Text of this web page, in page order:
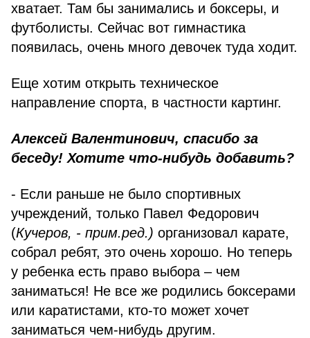
хватает. Там бы занимались и боксеры, и
футболисты. Сейчас вот гимнастика
появилась, очень много девочек туда ходит.
Еще хотим открыть техническое
направление спорта, в частности картинг.
Алексей Валентинович, спасибо за
беседу! Хотите что-нибудь добавить?
- Если раньше не было спортивных
учреждений, только Павел Федорович
(Кучеров, - прим.ред.) организовал карате,
собрал ребят, это очень хорошо. Но теперь
у ребенка есть право выбора – чем
заниматься! Не все же родились боксерами
или каратистами, кто-то может хочет
заниматься чем-нибудь другим.